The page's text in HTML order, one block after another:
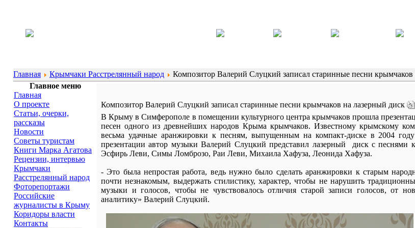
Главная Крымчаки Расстрелянный народ Композитор Валерий Слуцкий записал старинные песни крымчаков
Главное меню
Главная
О проекте
Статьи, очерки,
рассказы
Новости
Советы туристам
Книги Марка Агатова
Рецензии, интервью
Крымчаки
Расстрелянный народ
Фоторепортажи
Российские
журналисты в Крыму
Коридоры власти
Контакты
Композитор Валерий Слуцкий записал старинные песни крымчаков на лазерный диск
В Крыму в Симферополе в помещении культурного центра крымчаков прошла
песен одного из древнейших народов Крыма крымчаков. Известному крымскому
весьма удачные аранжировки к песням, выпущенным на компакт-диске в 2004
презентации автор музыки Валерий Слуцкий представил лазерный диск с
Эсфирь Леви, Симы Ломброзо, Раи Леви, Михаила Хафуза, Леонида Хафуза.
- Это была непростая работа, ведь нужно было сделать аранжировки к старым
почти незнакомым, выдержать стилистику, характер, чтобы не нарушить
музыки и голосов, чтобы не чувствовалось отличия старой записи голосов, от
аналитику» Валерий Слуцкий.